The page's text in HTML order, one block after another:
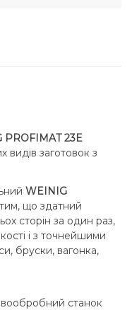
PROFIMAT 23E
видів заготовок з
WEINIG
що здатний
сторін за один раз,
і з точнейшими
бруски, вагонка,
станок